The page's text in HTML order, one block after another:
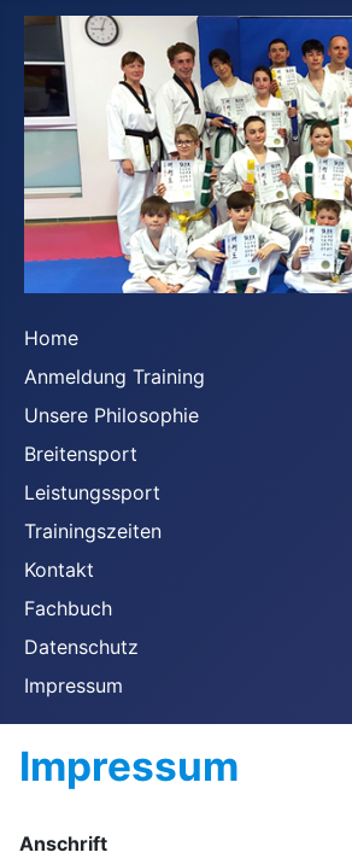
Home
Anmeldung Training
Unsere Philosophie
Breitensport
Leistungssport
Trainingszeiten
Kontakt
Fachbuch
Datenschutz
Impressum
Impressum
Anschrift